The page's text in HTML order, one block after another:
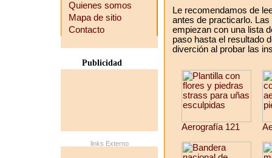
Le recomendamos de
antes de practicarlo.
empiezan con una lista
paso hasta el resultado
diverción al probar las
Aerografía 121
Quienes somos
Mapa de sitio
Contacto
Publicidad
links Externo